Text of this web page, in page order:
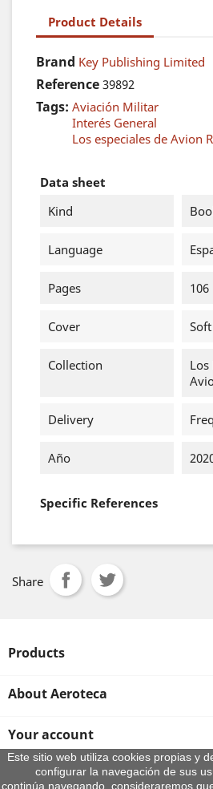
Product Details
Brand Key Publishing Limited
Reference 39892
Tags: Aviación Militar
Interés General
Los especiales de Avion
Data sheet
Kind
Language
Pages 106
Cover Soft
Collection
Los
Delivery
Año
Specific References
Share
Products
About Aeroteca
Your account
Store information
Este sitio web utiliza cookies propias y
configurar la navegación de sus
continúa navegando, consideraremos